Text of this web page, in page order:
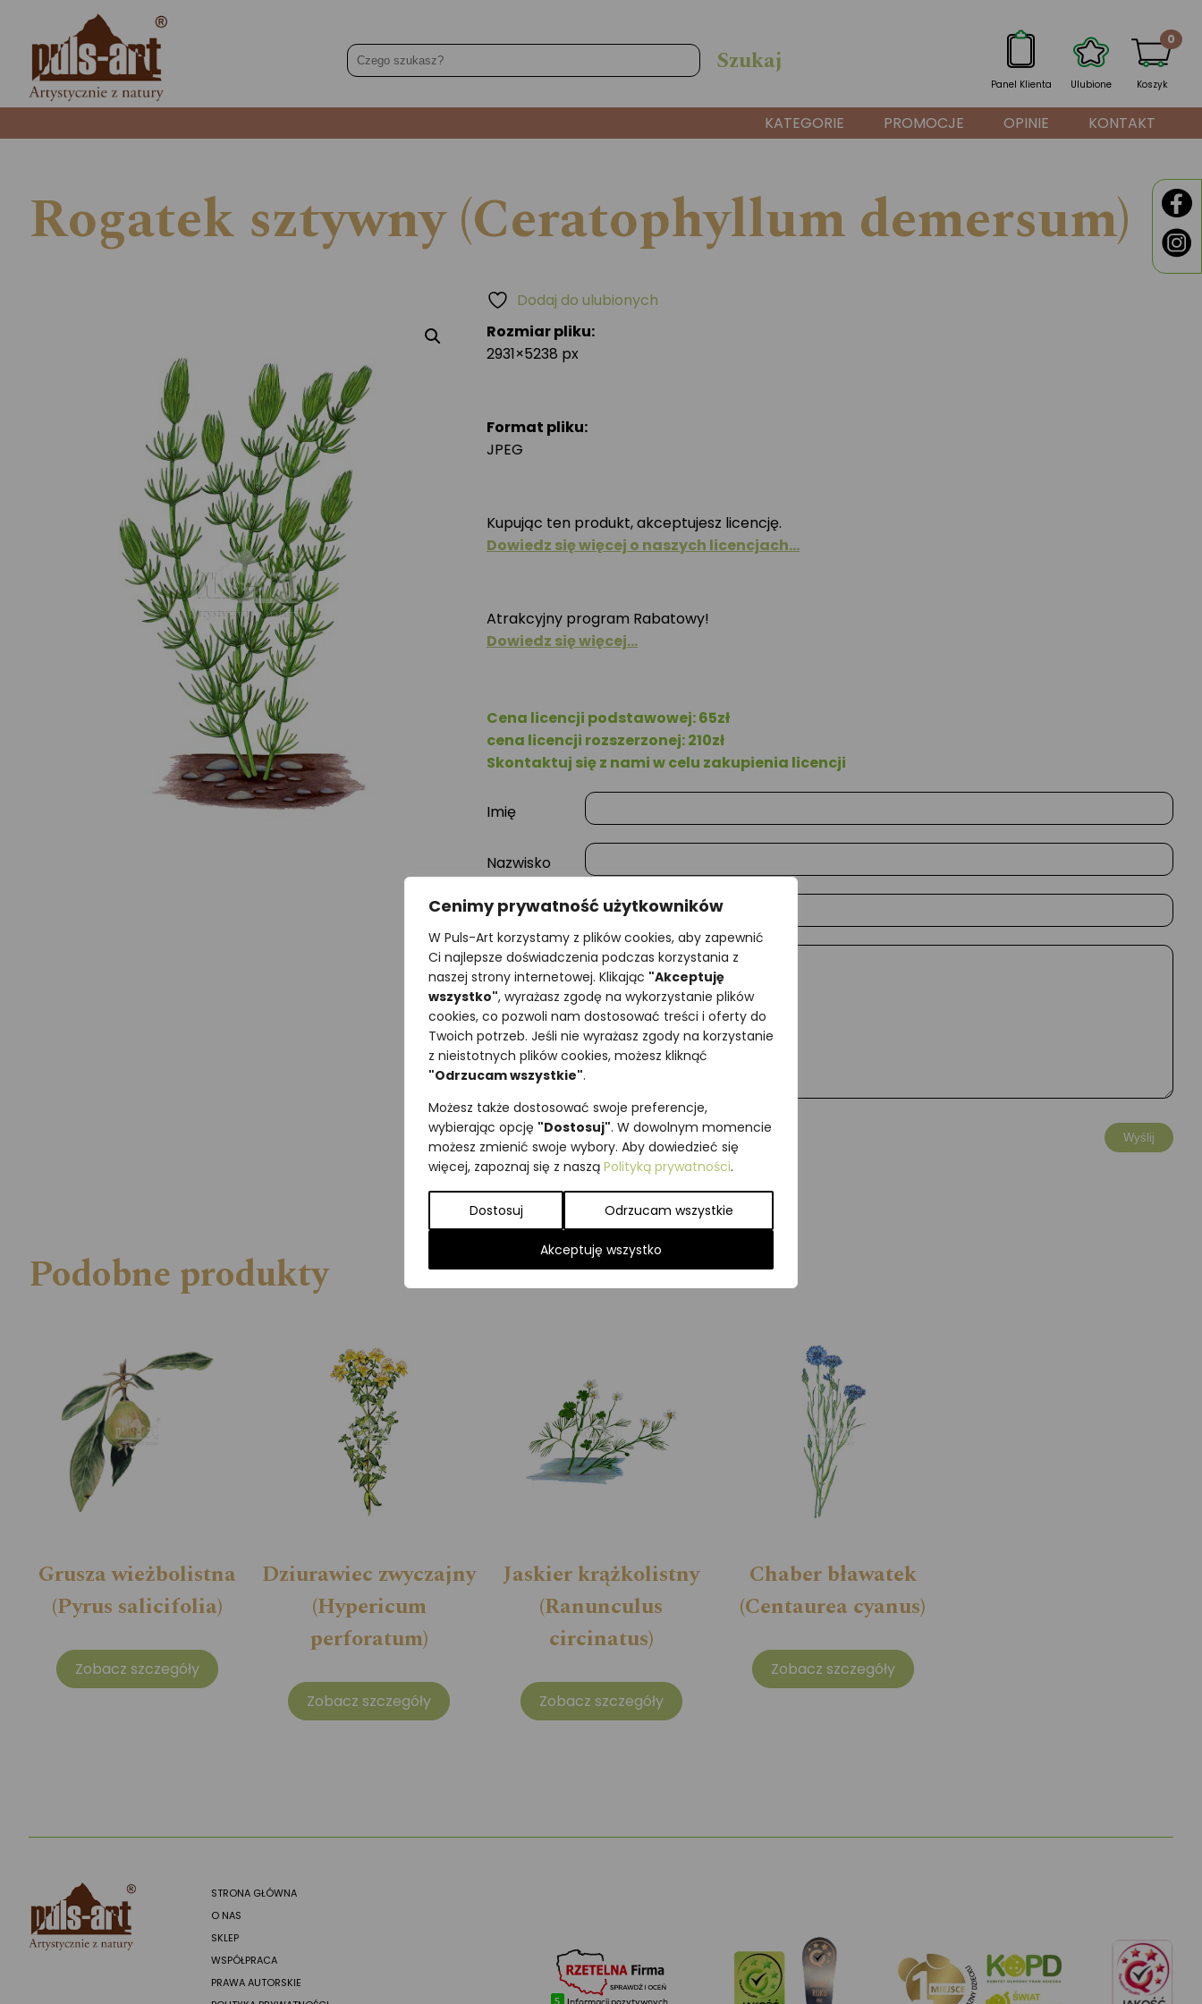
Cenimy prywatność użytkowników
W Puls-Art korzystamy z plików cookies, aby zapewnić
Ci najlepsze doświadczenia podczas korzystania z
naszej strony internetowej. Klikając "Akceptuję
wszystko", wyrażasz zgodę na wykorzystanie plików
cookies, co pozwoli nam dostosować treści i oferty do
Twoich potrzeb. Jeśli nie wyrażasz zgody na korzystanie
z nieistotnych plików cookies, możesz kliknąć
"Odrzucam wszystkie".
Możesz także dostosować swoje preferencje,
wybierając opcję "Dostosuj". W dowolnym momencie
możesz zmienić swoje wybory. Aby dowiedzieć się
więcej, zapoznaj się z naszą Polityką prywatności.
Dostosuj Odrzucam wszystkie
Akceptuję wszystko
Panel Klienta Ulubione Koszyk
0
KATEGORIE PROMOCJE OPINIE KONTAKT
Rogatek sztywny (Ceratophyllum demersum)
Rozmiar pliku:
2931×5238 px
Format pliku:
JPEG
Kupując ten produkt, akceptujesz licencję.
Dowiedz się więcej o naszych licencjach…
Atrakcyjny program Rabatowy!
Dowiedz się więcej…
Cena licencji podstawowej: 65zł
cena licencji rozszerzonej: 210zł
Skontaktuj się z nami w celu zakupienia licencji
Imię
Nazwisko
E-mail
Wiadomość
Dodaj do ulubionych
Najniższa cena z ostatnich 30 dni:65,00
SKU:Brak danych
Kategorie:
ILUSTRACJE,Rośliny
Podobne produkty
Grusza wieżbolistna
(Pyrus salicifolia)
Zobacz szczegóły
Dziurawiec zwyczajny
(Hypericum
perforatum)
Zobacz szczegóły
Jaskier krążkolistny
(Ranunculus
circinatus)
Zobacz szczegóły
Chaber bławatek
(Centaurea cyanus)
Zobacz szczegóły
STRONA GŁÓWNA
O NAS
SKLEP
WSPÓŁPRACA
PRAWA AUTORSKIE